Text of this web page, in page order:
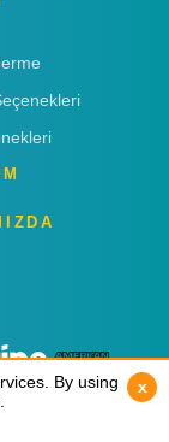
By using
x
By using
x